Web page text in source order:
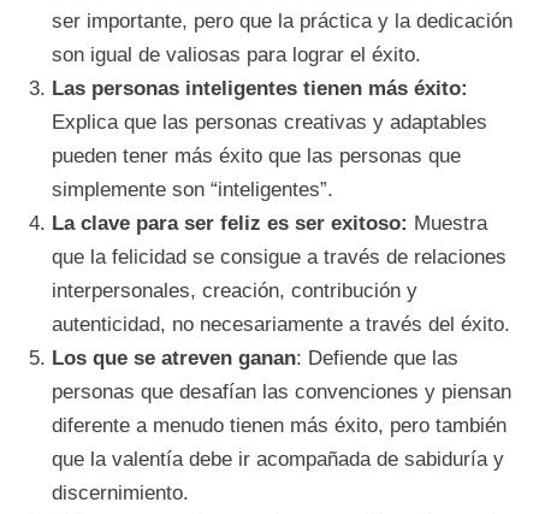
ser importante, pero que la práctica y la dedicación
son igual de valiosas para lograr el éxito.
Las personas inteligentes tienen más éxito:
Explica que las personas creativas y adaptables
pueden tener más éxito que las personas que
simplemente son “inteligentes”.
La clave para ser feliz es ser exitoso: Muestra
que la felicidad se consigue a través de relaciones
interpersonales, creación, contribución y
autenticidad, no necesariamente a través del éxito.
Los que se atreven ganan: Defiende que las
personas que desafían las convenciones y piensan
diferente a menudo tienen más éxito, pero también
que la valentía debe ir acompañada de sabiduría y
discernimiento.